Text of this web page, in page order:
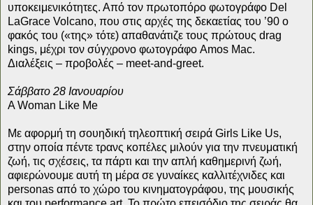
υποκειμενικότητες. Από τον πρωτοπόρο φωτογράφο Del
LaGrace Volcano, που στις αρχές της δεκαετίας του ’90 ο
φακός του («της» τότε) απαθανάτιζε τους πρώτους drag
kings, μέχρι τον σύγχρονο φωτογράφο Amos Mac.
Διαλέξεις – προβολές – meet-and-greet.
Σάββατο 28 Ιανουαρίου
A Woman Like Me
Με αφορμή τη σουηδική τηλεοπτική σειρά Girls Like Us,
στην οποία πέντε τρανς κοπέλες μιλούν για την πνευματική
ζωή, τις σχέσεις, τα πάρτι και την απλή καθημερινή ζωή,
αφιερώνουμε αυτή τη μέρα σε γυναίκες καλλιτέχνιδες και
personas από το χώρο του κινηματογράφου, της μουσικής